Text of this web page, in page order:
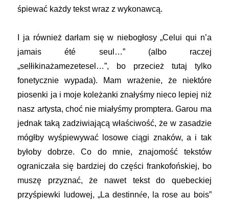
śpiewać każdy tekst wraz z wykonawcą.
I ja również darłam się w niebogłosy „Celui qui n’a
jamais été seul…” (albo raczej
„selłikinażamezetesel…”, bo przecież tutaj tylko
fonetycznie wypada). Mam wrażenie, że niektóre
piosenki ja i moje koleżanki znałyśmy nieco lepiej niż
nasz artysta, choć nie miałyśmy promptera. Garou ma
jednak taką zadziwiającą właściwość, że w zasadzie
mógłby wyśpiewywać losowe ciągi znaków, a i tak
byłoby dobrze. Co do mnie, znajomość tekstów
ograniczała się bardziej do części frankofońskiej, bo
muszę przyznać, że nawet tekst do quebeckiej
przyśpiewki ludowej, „La destinnée, la rose au bois”